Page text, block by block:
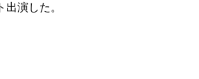
出演した。